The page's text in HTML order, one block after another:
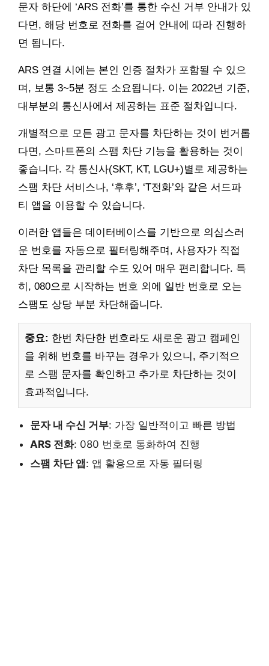
문자 하단에 ‘ARS 전화’를 통한 수신 거부 안내가 있
다면, 해당 번호로 전화를 걸어 안내에 따라 진행하
면 됩니다.
ARS 연결 시에는 본인 인증 절차가 포함될 수 있으
며, 보통 3~5분 정도 소요됩니다. 이는 2022년 기준,
대부분의 통신사에서 제공하는 표준 절차입니다.
개별적으로 모든 광고 문자를 차단하는 것이 번거롭
다면, 스마트폰의 스팸 차단 기능을 활용하는 것이
좋습니다. 각 통신사(SKT, KT, LGU+)별로 제공하는
스팸 차단 서비스나, ‘후후’, ‘T전화’와 같은 서드파
티 앱을 이용할 수 있습니다.
이러한 앱들은 데이터베이스를 기반으로 의심스러
운 번호를 자동으로 필터링해주며, 사용자가 직접
차단 목록을 관리할 수도 있어 매우 편리합니다. 특
히, 080으로 시작하는 번호 외에 일반 번호로 오는
스팸도 상당 부분 차단해줍니다.
중요: 한번 차단한 번호라도 새로운 광고 캠페인
을 위해 번호를 바꾸는 경우가 있으니, 주기적으
로 스팸 문자를 확인하고 추가로 차단하는 것이
효과적입니다.
문자 내 수신 거부: 가장 일반적이고 빠른 방법
ARS 전화: 080 번호로 통화하여 진행
스팸 차단 앱 : 앱 활용으로 자동 필터링